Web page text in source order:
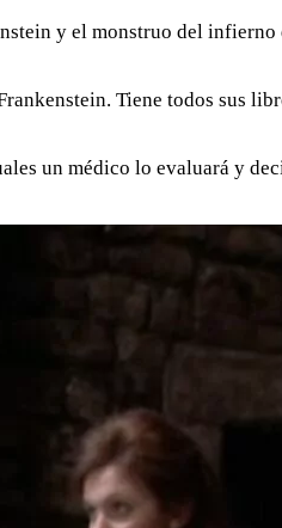
y el monstruo del
Tiene todos sus
un médico lo evaluará y